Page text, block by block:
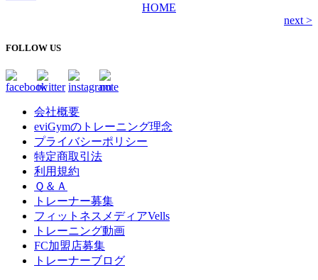
HOME
next >
FOLLOW US
会社概要
eviGymのトレーニング理念
プライバシーポリシー
特定商取引法
利用規約
Ｑ＆Ａ
トレーナー募集
フィットネスメディアVells
トレーニング動画
FC加盟店募集
トレーナーブログ